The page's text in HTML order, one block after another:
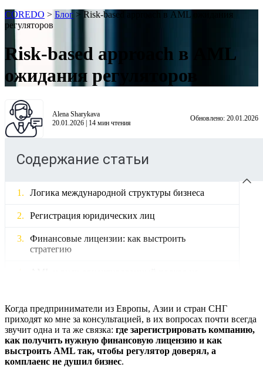
COREDO > Блог > Risk-based approach в AML ожидания
регуляторов
Risk-based approach в AML
ожидания регуляторов
Alena Sharykava
20.01.2026 | 14 мин чтения
Обновлено: 20.01.2026
Содержание статьи
Логика международной структуры бизнеса
Регистрация юридических лиц
Финансовые лицензии: как выстроить
стратегию
Юридическое и операционное сопровождение
после старта
Комплексный проект в COREDO: от идеи до
бизнеса
Когда предприниматели из Европы, Азии и стран СНГ
приходят ко мне за консультацией, в их вопросах почти всегда
звучит одна и та же связка: где зарегистрировать компанию,
как получить нужную финансовую лицензию и как
выстроить AML так, чтобы регулятор доверял, а
комплаенс не душил бизнес.